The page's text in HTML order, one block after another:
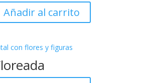
Añadir al carrito